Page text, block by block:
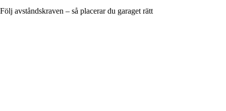
Följ avståndskraven – så placerar du garaget rätt